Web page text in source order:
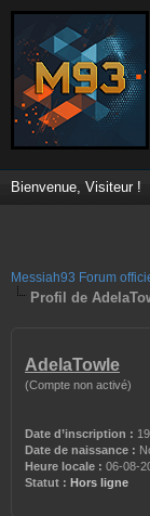
Bienvenue, Visiteur !
Messiah93 Forum
Profil de
AdelaTowle
(Compte non activé)
Date d’inscription :
Date de naissance :
Heure locale : 06-08-
Statut : Hors ligne